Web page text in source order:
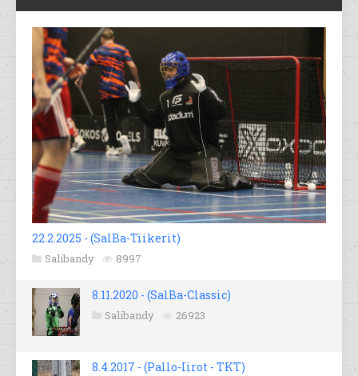
22.2.2025 - (SalBa-Tiikerit)
Salibandy 8997
8.11.2020 - (SalBa-Classic)
Salibandy 26923
8.4.2017 - (Pallo-Iirot - TKT)